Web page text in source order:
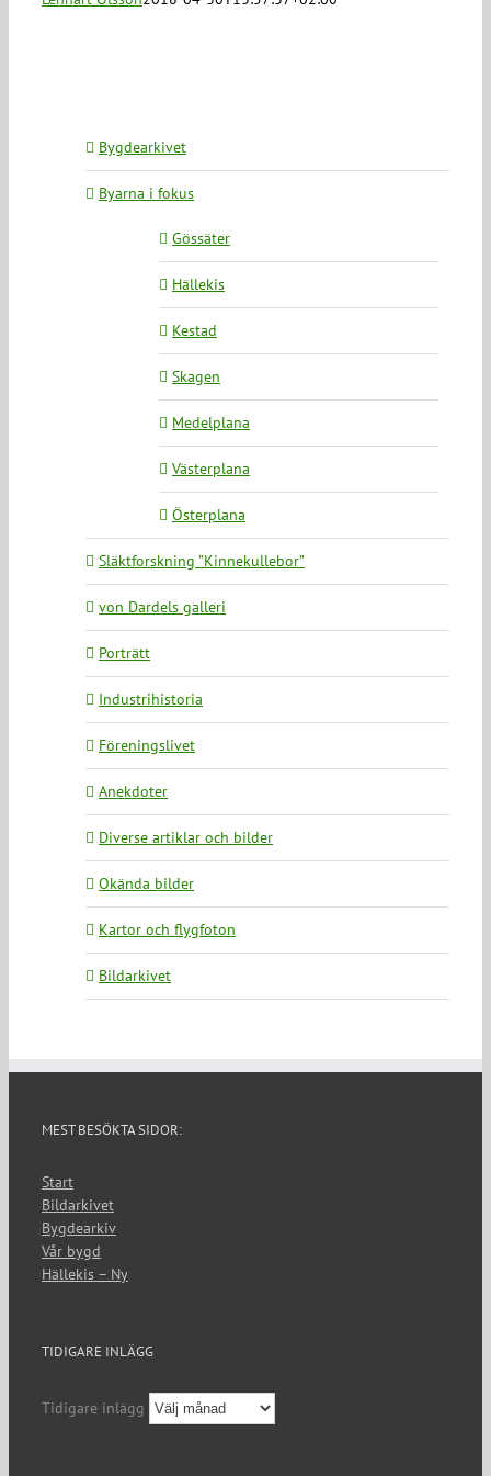
Bygdearkivet
Byarna i fokus
Gössäter
Hällekis
Kestad
Skagen
Medelplana
Västerplana
Österplana
Släktforskning ”Kinnekullebor”
von Dardels galleri
Porträtt
Industrihistoria
Föreningslivet
Anekdoter
Diverse artiklar och bilder
Okända bilder
Kartor och flygfoton
Bildarkivet
MEST BESÖKTA SIDOR:
Start
Bildarkivet
Bygdearkiv
Vår bygd
Hällekis – Ny
TIDIGARE INLÄGG
Tidigare inlägg